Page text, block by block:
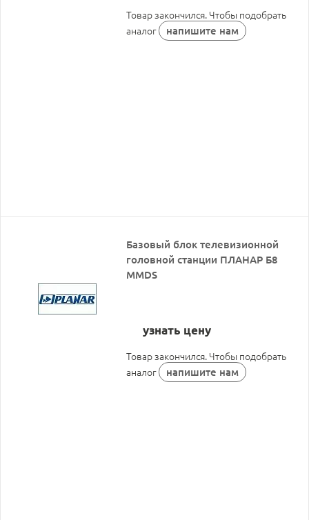
Товар закончился. Чтобы подобрать
аналог
напишите нам
Базовый блок телевизионной
головной станции ПЛАНАР Б8
MMDS
узнать цену
Товар закончился. Чтобы подобрать
аналог
напишите нам